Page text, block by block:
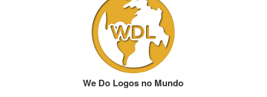
We Do Logos no Mundo